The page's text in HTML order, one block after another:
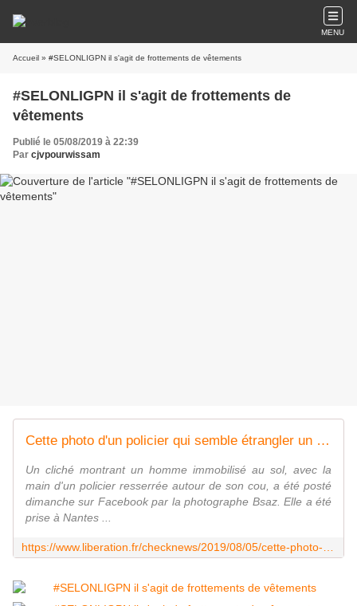
MENU
Accueil » #SELONLIGPN il s'agit de frottements de vêtements
#SELONLIGPN il s'agit de frottements de
vêtements
Publié le 05/08/2019 à 22:39
Par cjvpourwissam
Cette photo d'un policier qui semble étrangler un homme a-t-elle été prise à Nantes ce week-end ?
Un cliché montrant un homme immobilisé au sol, avec la
main d'un policier resserrée autour de son cou, a été posté
dimanche sur Facebook par la photographe Bsaz. Elle a été
prise à Nantes ...